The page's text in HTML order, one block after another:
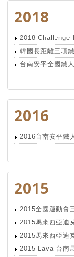
2018
2018 Challenge
韓國長距離三項
台南安平全國鐵
2016
2016台南安平鐵
2015
2015全國運動會
2015馬來西亞迪
2015馬來西亞迪
2015 Lava 台南